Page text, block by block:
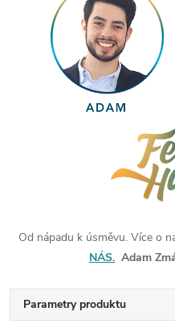
Od nápadu k úsměvu. Více o
NÁS. Adam
Parametry produktu